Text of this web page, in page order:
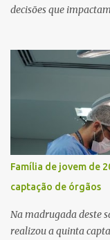
decisões que
município, mas
ampliando
o Sistema Único de
Federal tem
da atenção básica,
regionalização dos
de demandas
principal missão da
mas decidir melhor
possível à população.
teoria da admini...
Família de jovem de
captação de órgãos
Na madrugada deste
realizou a quinta